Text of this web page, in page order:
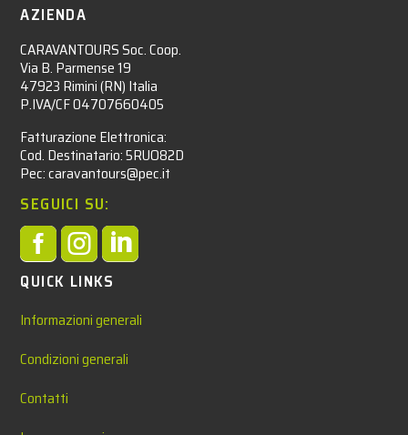
AZIENDA
CARAVANTOURS Soc. Coop.
Via B. Parmense 19
47923 Rimini (RN) Italia
P.IVA/CF 04707660405
Fatturazione Elettronica:
Cod. Destinatario: 5RUO82D
Pec: caravantours@pec.it
SEGUICI SU:

QUICK LINKS
Informazioni generali
Condizioni generali
Contatti